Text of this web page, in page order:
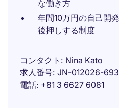
な働き方
年間10万円の自己開
後押しする制度
コンタクト
Nina Kato
求人番号 JN-012026-
電話 +81 3 6627 6081